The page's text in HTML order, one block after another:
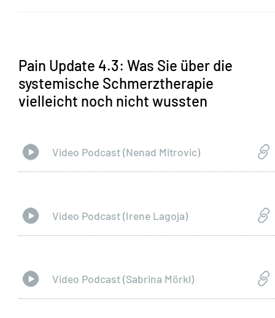
Pain Update 4.3: Was Sie über die
systemische Schmerztherapie
vielleicht noch nicht wussten
Video Podcast (Nenad Mitrovic)
Video Podcast (Irene Lagoja)
Video Podcast (Sabrina Mörkl)